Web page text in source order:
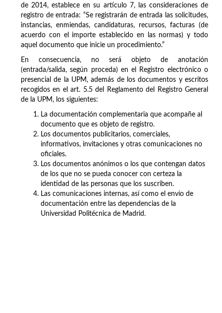
de 2014, establece en su artículo 7, las consideraciones de
registro de entrada: “Se registrarán de entrada las solicitudes,
instancias, enmiendas, candidaturas, recursos, facturas (de
acuerdo con el importe establecido en las normas) y todo
aquel documento que inicie un procedimiento.”
En consecuencia, no será objeto de anotación
(entrada/salida, según proceda) en el Registro electrónico o
presencial de la UPM, además de los documentos y escritos
recogidos en el art. 5.5 del Reglamento del Registro General
de la UPM, los siguientes:
La documentación complementaria que acompañe al
documento que es objeto de registro.
Los documentos publicitarios, comerciales,
informativos, invitaciones y otras comunicaciones no
oficiales.
Los documentos anónimos o los que contengan datos
de los que no se pueda conocer con certeza la
identidad de las personas que los suscriben.
Las comunicaciones internas, así como el envío de
documentación entre las dependencias de la
Universidad Politécnica de Madrid.